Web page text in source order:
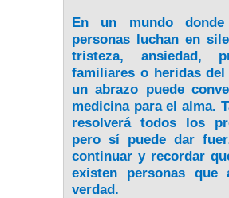
En un mundo donde
personas luchan en
tristeza, ansiedad,
familiares o heridas del
un abrazo puede
medicina para el alma.
resolverá todos los
pero sí puede dar
continuar y recordar
existen personas que
verdad.